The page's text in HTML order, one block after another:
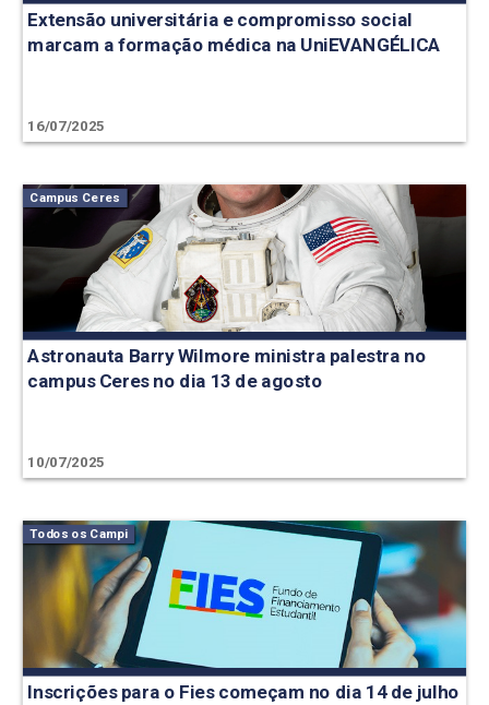
Extensão universitária e compromisso social
marcam a formação médica na UniEVANGÉLICA
16/07/2025
Campus Ceres
Astronauta Barry Wilmore ministra palestra no
campus Ceres no dia 13 de agosto
10/07/2025
Todos os Campi
Inscrições para o Fies começam no dia 14 de julho